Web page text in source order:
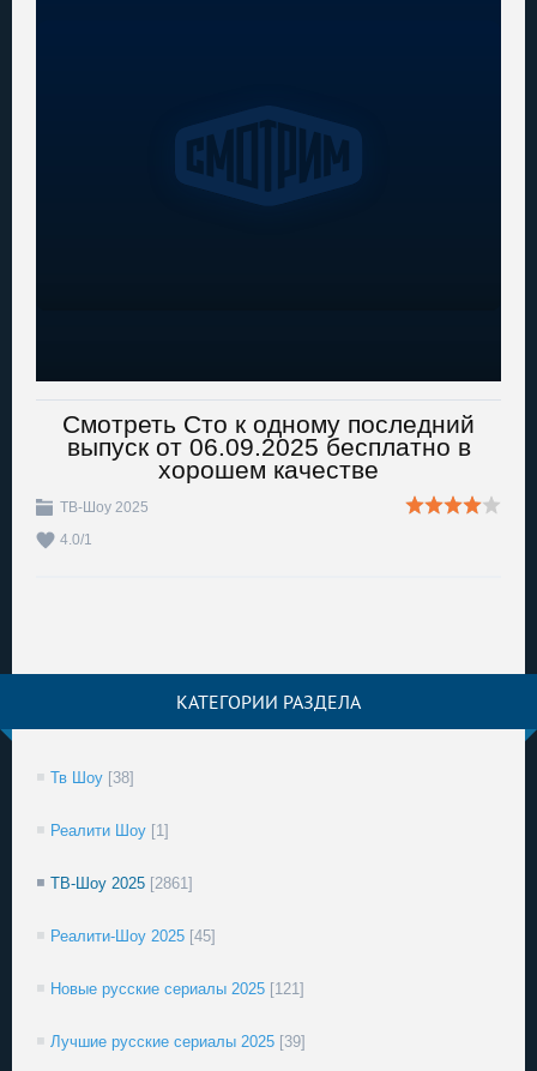
Смотреть Сто к одному последний
выпуск от 06.09.2025 бесплатно в
хорошем качестве
ТВ-Шоу 2025
4.0/1
КАТЕГОРИИ РАЗДЕЛА
Тв Шоу [38]
Реалити Шоу [1]
ТВ-Шоу 2025 [2861]
Реалити-Шоу 2025 [45]
Новые русские сериалы 2025 [121]
Лучшие русские сериалы 2025 [39]